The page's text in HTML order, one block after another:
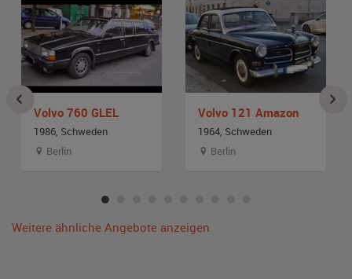
Volvo 760 GLEL
1986, Schweden
Berlin
Volvo 121 Amazon
1964, Schweden
Berlin
Weitere ähnliche Angebote anzeigen